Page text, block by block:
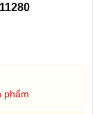
phẩm